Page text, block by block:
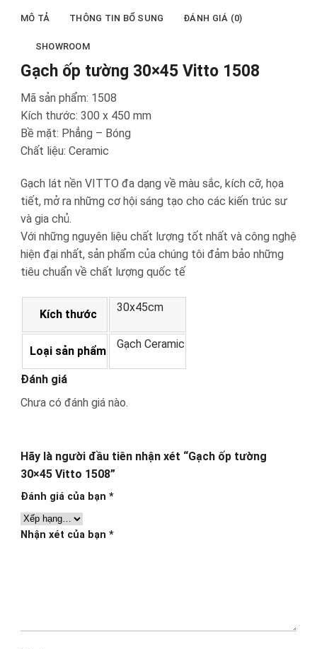
MÔ TẢ THÔNG TIN BỔ SUNG ĐÁNH GIÁ (0)
SHOWROOM
Gạch ốp tường 30×45 Vitto 1508
Mã sản phẩm: 1508
Kích thước: 300 x 450 mm
Bề mặt: Phẳng – Bóng
Chất liệu: Ceramic
Gạch lát nền VITTO đa dạng về màu sắc, kích cỡ, họa
tiết, mở ra những cơ hội sáng tạo cho các kiến trúc sư
và gia chủ.
Với những nguyên liệu chất lượng tốt nhất và công nghệ
hiện đại nhất, sản phẩm của chúng tôi đảm bảo những
tiêu chuẩn về chất lượng quốc tế
Kích thước
30x45cm
Loại sản phẩm
Gạch Ceramic
Đánh giá
Chưa có đánh giá nào.
Hãy là người đầu tiên nhận xét “Gạch ốp tường
30×45 Vitto 1508”
Đánh giá của bạn *
Nhận xét của bạn *